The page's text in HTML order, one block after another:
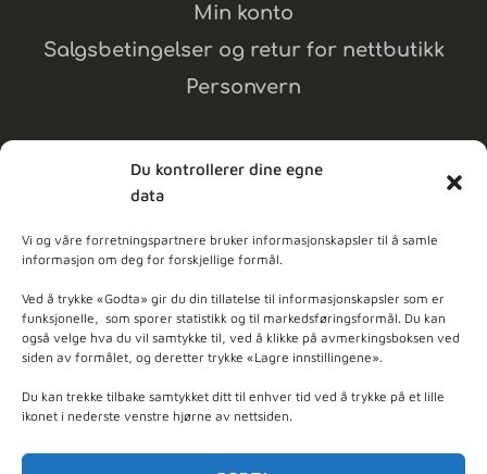
Du kontrollerer dine egne
data
Vi og våre forretningspartnere bruker informasjonskapsler til å samle
informasjon om deg for forskjellige formål.
Ved å trykke «Godta» gir du din tillatelse til informasjonskapsler som er
funksjonelle, som sporer statistikk og til markedsføringsformål. Du kan
også velge hva du vil samtykke til, ved å klikke på avmerkingsboksen ved
siden av formålet, og deretter trykke «Lagre innstillingene».
Du kan trekke tilbake samtykket ditt til enhver tid ved å trykke på et lille
ikonet i nederste venstre hjørne av nettsiden.
Min konto
Salgsbetingelser og retur for nettbutikk
Personvern
- Basert på103anmeldelser